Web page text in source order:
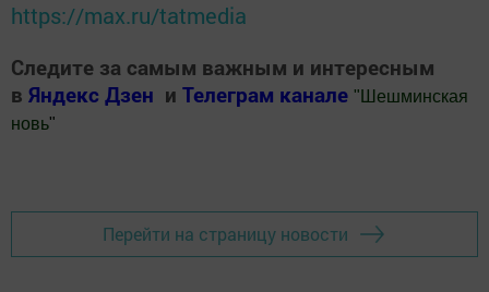
https://max.ru/tatmedia
Следите за самым важным и интересным
в Яндекс Дзен и Телеграм канале " Шешминская
новь"
Перейти на страницу новости